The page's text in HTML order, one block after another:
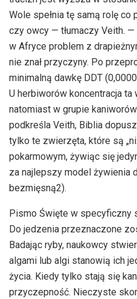
Wole spełnia tę samą rolę co
czy owcy — tłumaczy Veith.
w Afryce problem z
nie znał przyczyny. Po
minimalną dawkę DDT
U herbiworów koncentracja ta
natomiast w grupie
podkreśla Veith, Biblia
tylko te zwierzęta, które są
pokarmowym, żywiąc się
za najlepszy model żywienia
bezmięsną2).
Pismo Święte w specyficzny
Do jedzenia przeznaczone
Badając ryby, naukowcy
algami lub algi stanowią ich
życia. Kiedy tylko stają się
przyczepność. Nieczyste